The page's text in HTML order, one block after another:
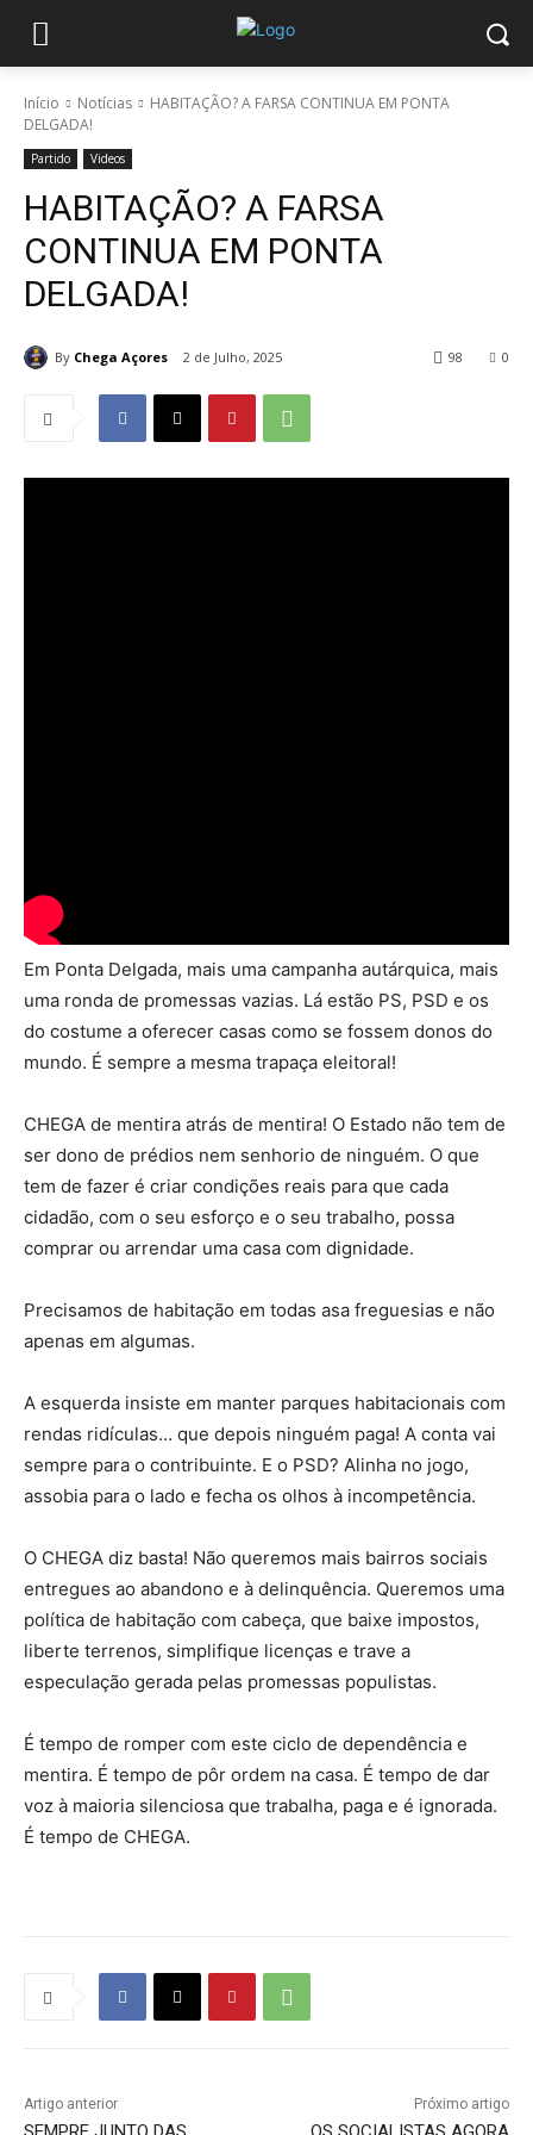
Início Notícias
HABITAÇÃO? A FARSA CONTINUA EM PONTA
DELGADA!
Partido Videos
HABITAÇÃO? A FARSA
CONTINUA EM PONTA
DELGADA!
By Chega Açores 2 de Julho, 2025 0
98
Em Ponta Delgada, mais uma campanha autárquica, mais
uma ronda de promessas vazias. Lá estão PS, PSD e os
do costume a oferecer casas como se fossem donos do
mundo. É sempre a mesma trapaça eleitoral!
CHEGA de mentira atrás de mentira! O Estado não tem de
ser dono de prédios nem senhorio de ninguém. O que
tem de fazer é criar condições reais para que cada
cidadão, com o seu esforço e o seu trabalho, possa
comprar ou arrendar uma casa com dignidade.
Precisamos de habitação em todas asa freguesias e não
apenas em algumas.
A esquerda insiste em manter parques habitacionais com
rendas ridículas… que depois ninguém paga! A conta vai
sempre para o contribuinte. E o PSD? Alinha no jogo,
assobia para o lado e fecha os olhos à incompetência.
O CHEGA diz basta! Não queremos mais bairros sociais
entregues ao abandono e à delinquência. Queremos uma
política de habitação com cabeça, que baixe impostos,
liberte terrenos, simplifique licenças e trave a
especulação gerada pelas promessas populistas.
É tempo de romper com este ciclo de dependência e
mentira. É tempo de pôr ordem na casa. É tempo de dar
voz à maioria silenciosa que trabalha, paga e é ignorada.
É tempo de CHEGA.
Artigo anterior Próximo artigo